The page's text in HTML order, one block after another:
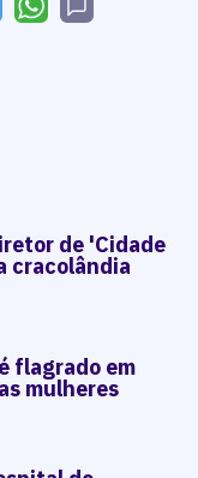
de 'Cidade
cracolândia
flagrado em
mulheres